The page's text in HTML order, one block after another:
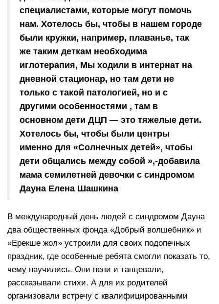
специалистами, которые могут помочь
нам. Хотелось бы, чтобы в нашем городе
были кружки, например, плаванье, так
же таким деткам необходима
иглотерапия, Мы ходили в интернат на
дневной стационар, но там дети не
только с такой патологией, но и с
другими особенностями , там в
основном дети ДЦП — это тяжелые дети.
Хотелось бы, чтобы были центры
именно для «Солнечных детей», чтобы
дети общались между собой »,-добавила
мама семилетней девочки с синдромом
Дауна Елена Шашкина
В международный день людей с синдромом Дауна
два общественных фонда «Добрый волшебник» и
«Ерекше жол» устроили для своих подопечных
праздник, где особенные ребята смогли показать то,
чему научились. Они пели и танцевали,
рассказывали стихи. А для их родителей
организовали встречу с квалифицированными